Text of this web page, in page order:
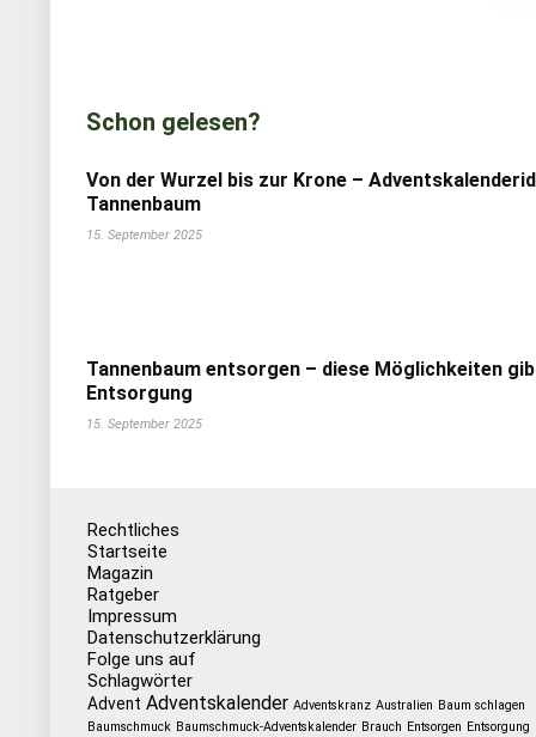
Schon gelesen?
Von der Wurzel bis zur Krone –
Tannenbaum
15. September 2025
Tannenbaum entsorgen – diese Möglichkeiten
Entsorgung
15. September 2025
Rechtliches
Startseite
Magazin
Ratgeber
Impressum
Datenschutzerklärung
Folge uns auf
Schlagwörter
Advent Adventskalender Adventskranz Australien Baum schlagen
Baumschmuck Baumschmuck-Adventskalender Brauch Entsorgen Entsorgung